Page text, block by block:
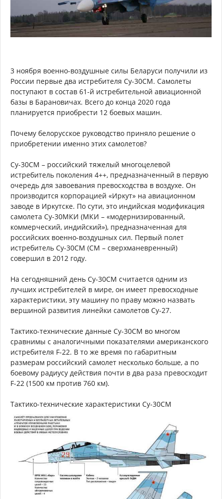
3 ноября военно-воздушные силы Беларуси получили из
России первые два истребителя Су-30СМ. Самолеты
поступают в состав 61-й истребительной авиационной
базы в Барановичах. Всего до конца 2020 года
планируется приобрести 12 боевых машин.
Почему белорусское руководство приняло решение о
приобретении именно этих самолетов?
Су-30СМ – российский тяжелый многоцелевой
истребитель поколения 4++, предназначенный в первую
очередь для завоевания превосходства в воздухе. Он
производится корпорацией «Иркут» на авиационном
заводе в Иркутске. По сути, это индийская модификация
самолета Су-30МКИ (МКИ – «модернизированный,
коммерческий, индийский»), предназначенная для
российских военно-воздушных сил. Первый полет
истребитель Су-30СМ (СМ – сверхманевренный)
совершил в 2012 году.
На сегодняшний день Су-30СМ считается одним из
лучших истребителей в мире, он имеет превосходные
характеристики, эту машину по праву можно назвать
вершиной развития линейки самолетов Су-27.
Тактико-технические данные Су-30СМ во многом
сравнимы с аналогичными показателями американского
истребителя F-22. В то же время по габаритным
размерам российский самолет несколько больше, а по
боевому радиусу действия почти в два раза превосходит
F-22 (1500 км против 760 км).
Тактико-технические характеристики Су-30СМ